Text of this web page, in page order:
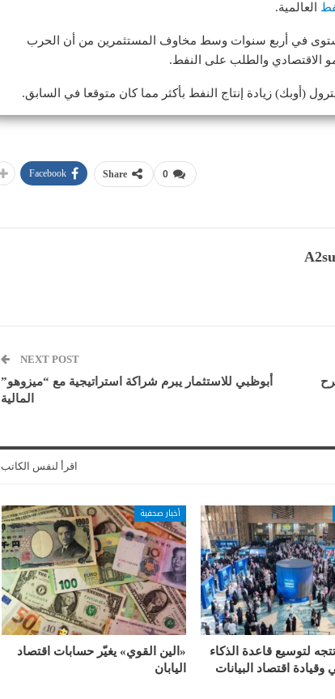
العالمية.
في أربع سنوات وسط مخاوف المستثمرين من أن الحرب
الاقتصادي والطلب على النفط.
(أوبك) زيادة إنتاج النفط بأكثر مما كان متوقعا في السابق.
0
Share
Facebook
طرح
NEXT POST
أبوظبي للاستثمار يبرم شراكة استراتيجية مع “ميزوهو”
المالية
اقرأ لنفس الكاتب
لتوسيع قاعدة الذكاء
وقيادة اقتصاد البيانات
أخبار صحفية
«الين القوي» يغيّر حسابات اقتصاد
اليابان